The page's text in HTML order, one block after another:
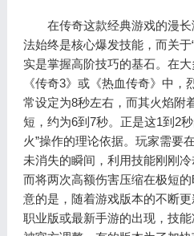
在传奇这款经典游戏的漫长
法始终是核心爆发技能，而关
实是掌握高阶技巧的基石。在
《传奇3》或《热血传奇》中，
常设定为8秒左右，而其火焰附
短，约为6到7秒。正是这1到2
火”操作的理论依据。玩家需要
未消失的瞬间，利用技能刚刚
而将两次高额伤害压缩在极短
意的是，随着游戏版本的不断
职业版或最新手游的出现，技